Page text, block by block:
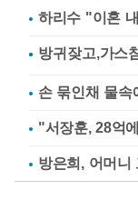
하리수 "이혼
손 묶인채 물
"서장훈, 28억
방은희, 어머